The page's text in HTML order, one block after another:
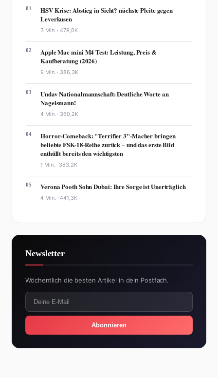
01
HSV Krise: Abstieg in Sicht? nächste Pleite gegen
Leverkusen
3 Min. ·479,0K
02
Apple Mac mini M4 Test: Leistung, Preis &
Kaufberatung (2026)
9 Min. · 386,3K
03
Undav Nationalmannschaft: Deutliche Worte an
Nagelsmann!
4 Min. · 360,2K
04
Horror-Comeback: "Terrifier 3"-Macher bringen
beliebte FSK-18-Reihe zurück – und das erste Bild
enthüllt bereits den wichtigsten
1 Min. · 383,2K
05 Verona Pooth Sohn Dubai: Ihre Sorge ist Unerträglich
4 Min. ·441,3K
Newsletter
Wöchentlich die besten Artikel in dein Postfach.
Abonnieren